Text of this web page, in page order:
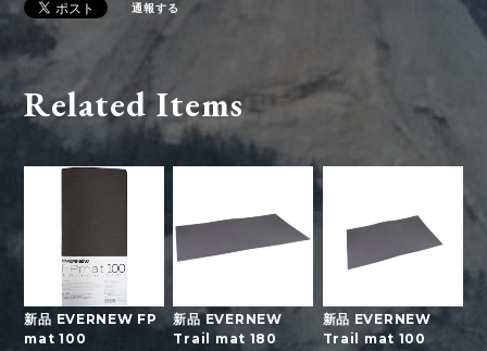
通報する
Related Items
新品 EVERNEW FP
mat 100
新品 EVERNEW
Trail mat 180
新品 EVERNEW
Trail mat 100